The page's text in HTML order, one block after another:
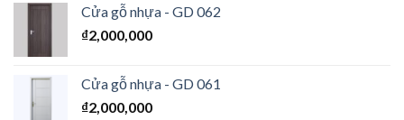
Cửa gỗ nhựa - GD 062
₫2,000,000
Cửa gỗ nhựa - GD 061
₫2,000,000